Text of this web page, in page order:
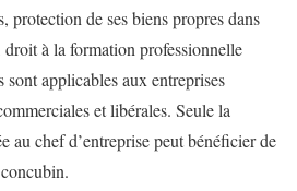
protection de ses biens propres dans
droit à la formation professionnelle
applicables aux entreprises
et libérales. Seule la
au chef d’entreprise peut bénéficier de